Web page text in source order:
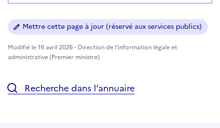
Mettre cette page à jour (réservé aux services publics)
Modifié le 16 avril 2026 - Direction de l'information légale et
administrative (Premier ministre)
Recherche dans l’annuaire